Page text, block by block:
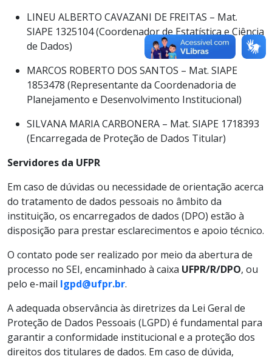
LINEU ALBERTO CAVAZANI DE FREITAS – Mat.
SIAPE 1325104 (Coordenador de Estatística e Ciência
de Dados)
MARCOS ROBERTO DOS SANTOS – Mat. SIAPE
1853478 (Representante da Coordenadoria de
Planejamento e Desenvolvimento Institucional)
SILVANA MARIA CARBONERA – Mat. SIAPE 1718393
(Encarregada de Proteção de Dados Titular)
Servidores da UFPR
Em caso de dúvidas ou necessidade de orientação acerca
do tratamento de dados pessoais no âmbito da
instituição, os encarregados de dados (DPO) estão à
disposição para prestar esclarecimentos e apoio técnico.
O contato pode ser realizado por meio da abertura de
processo no SEI, encaminhado à caixa UFPR/R/DPO, ou
pelo e-mail lgpd@ufpr.br.
A adequada observância às diretrizes da Lei Geral de
Proteção de Dados Pessoais (LGPD) é fundamental para
garantir a conformidade institucional e a proteção dos
direitos dos titulares de dados. Em caso de dúvida,